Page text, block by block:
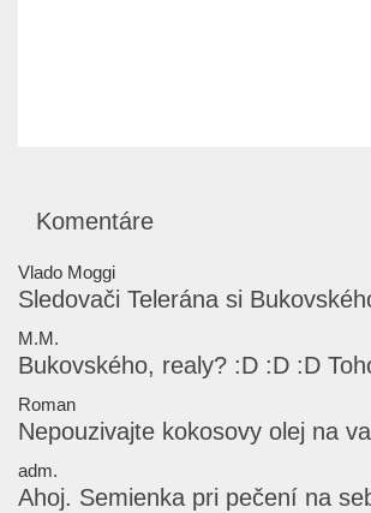
Komentáre
Vlado Moggi
Sledovači Telerána si
M.M.
Bukovského, realy? :D :D :D
Roman
Nepouzivajte kokosovy olej na
adm.
Ahoj. Semienka pri pečení na